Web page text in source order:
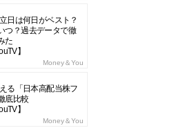
日は何日がベスト？
つ？過去データで徹
た
】
Money＆You
る「日本高配当株フ
底比較
】
Money＆You